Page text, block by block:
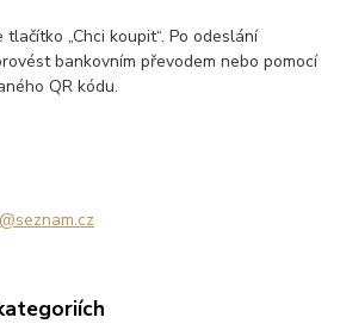
„Chci koupit“. Po odeslání
bankovním převodem nebo pomocí
QR kódu.